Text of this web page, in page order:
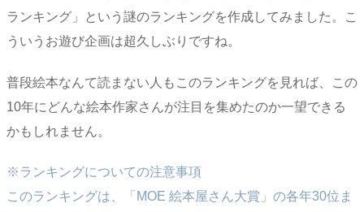
ランキング」という謎のランキングを作成してみました。こ
ういうお遊び企画は超久しぶりですね。
普段絵本なんて読まない人もこのランキングを見れば、この
10年にどんな絵本作家さんが注目を集めたのか一望できる
かもしれません。
※ランキングについての注意事項
このランキングは、「MOE 絵本屋さん大賞」の各年30位ま